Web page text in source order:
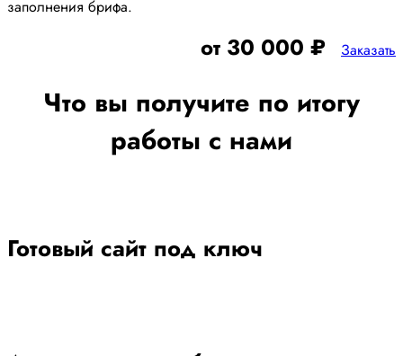
заполнения брифа.
от 30 000 ₽ Заказать
Что вы получите по итогу
работы с нами
Готовый сайт под ключ